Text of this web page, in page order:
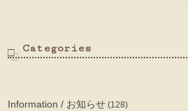
Categories
Information / お知らせ (128)